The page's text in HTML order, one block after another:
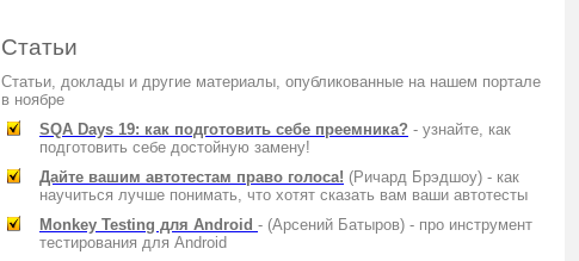
Статьи
Статьи, доклады и другие материалы, опубликованные на нашем портале
в ноябре
SQA Days 19: как подготовить себе преемника? - узнайте, как
подготовить себе достойную замену!
Дайте вашим автотестам право голоса! (Ричард Брэдшоу) - как
научиться лучше понимать, что хотят сказать вам ваши автотесты
Monkey Testing для Android - (Арсений Батыров) - про инструмент
тестирования для Android